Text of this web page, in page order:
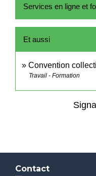
Services en ligne et
Et aussi
Convention
Travail - Formation
Contact